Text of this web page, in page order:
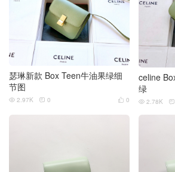
瑟琳新款 Box Teen牛油果绿细
节图
 0
 2.97K  0
celine
绿
 2.78K 